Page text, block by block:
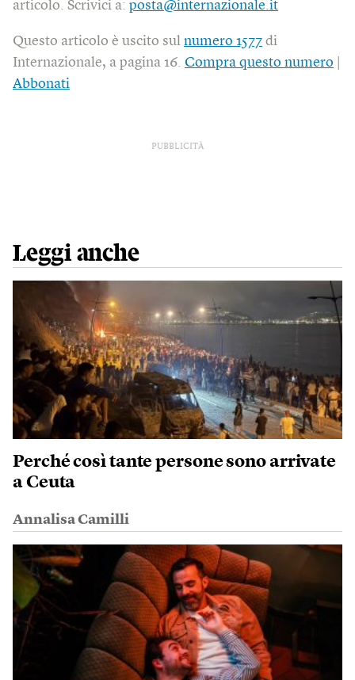
articolo. Scrivici a: posta@internazionale.it
Questo articolo è uscito sul numero 1577 di
Internazionale, a pagina 16. Compra questo numero
Abbonati
PUBBLICITÀ
Leggi anche
Perché così tante persone sono arrivate
a Ceuta
Annalisa Camilli